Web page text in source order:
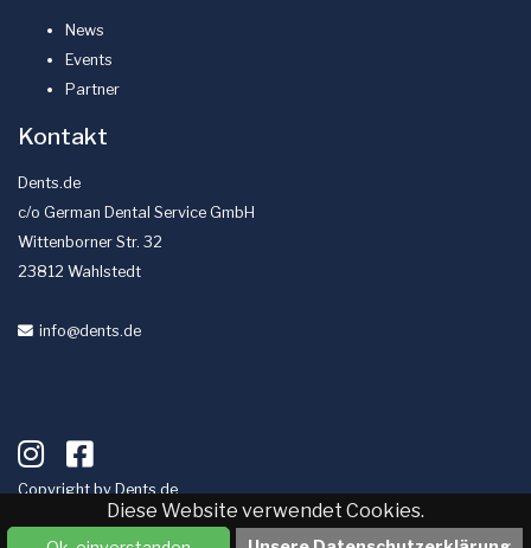
News
Events
Partner
Kontakt
Dents.de
c/o German Dental Service GmbH
Wittenborner Str. 32
23812 Wahlstedt
info@dents.de
Copyright byDents.de
Impressum Datenschutz
Diese Website verwendet Cookies.